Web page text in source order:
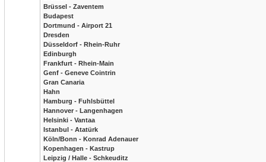
Brüssel - Zaventem
Budapest
Dortmund - Airport 21
Dresden
Düsseldorf - Rhein-Ruhr
Edinburgh
Frankfurt - Rhein-Main
Genf - Geneve Cointrin
Gran Canaria
Hahn
Hamburg - Fuhlsbüttel
Hannover - Langenhagen
Helsinki - Vantaa
Istanbul - Atatürk
Köln/Bonn - Konrad Adenauer
Kopenhagen - Kastrup
Leipzig / Halle - Schkeuditz